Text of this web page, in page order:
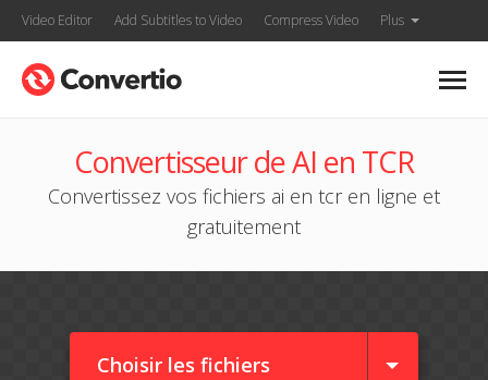
Video Editor Add Subtitles to Video Compress Video Plus
Convertisseur de AI en TCR
Convertissez vos fichiers ai en tcr en ligne et
gratuitement
Choisir les fichiers